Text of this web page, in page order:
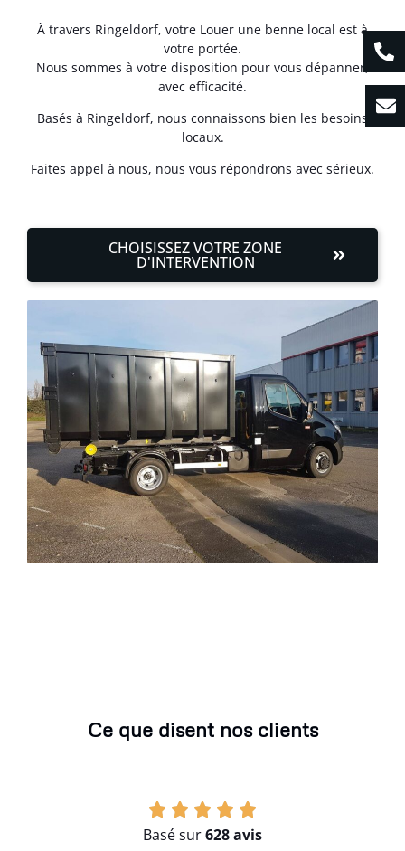
À travers Ringeldorf, votre Louer une benne local est à
votre portée.
Nous sommes à votre disposition pour vous dépanner,
avec efficacité.
Basés à Ringeldorf, nous connaissons bien les besoins
locaux.
Faites appel à nous, nous vous répondrons avec sérieux.
CHOISISSEZ VOTRE ZONE
D'INTERVENTION
Ce que disent nos clients
Basé sur628 avis